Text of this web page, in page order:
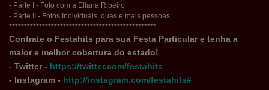
- Parte I - Foto com a Ellana Ribeiro
- Parte II - Fotos Individuais, duas e mais pessoas
*************************************************
Contrate o Festahits para sua Festa Particular e tenha a
maior e melhor cobertura do estado!
- Twitter - https://twitter.com/festahits
- Instagram - http://instagram.com/festahits#